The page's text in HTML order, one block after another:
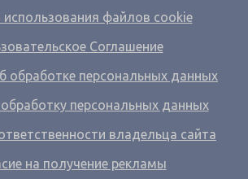
использования файлов cookie
Соглашение
обработке персональных данных
обработку персональных данных
владельца сайта
на получение рекламы